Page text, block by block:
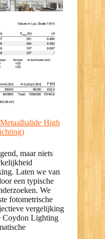
High
maar niets
Laten we van
een typische
We
fotometrische
vergelijking
Coydon Lighting